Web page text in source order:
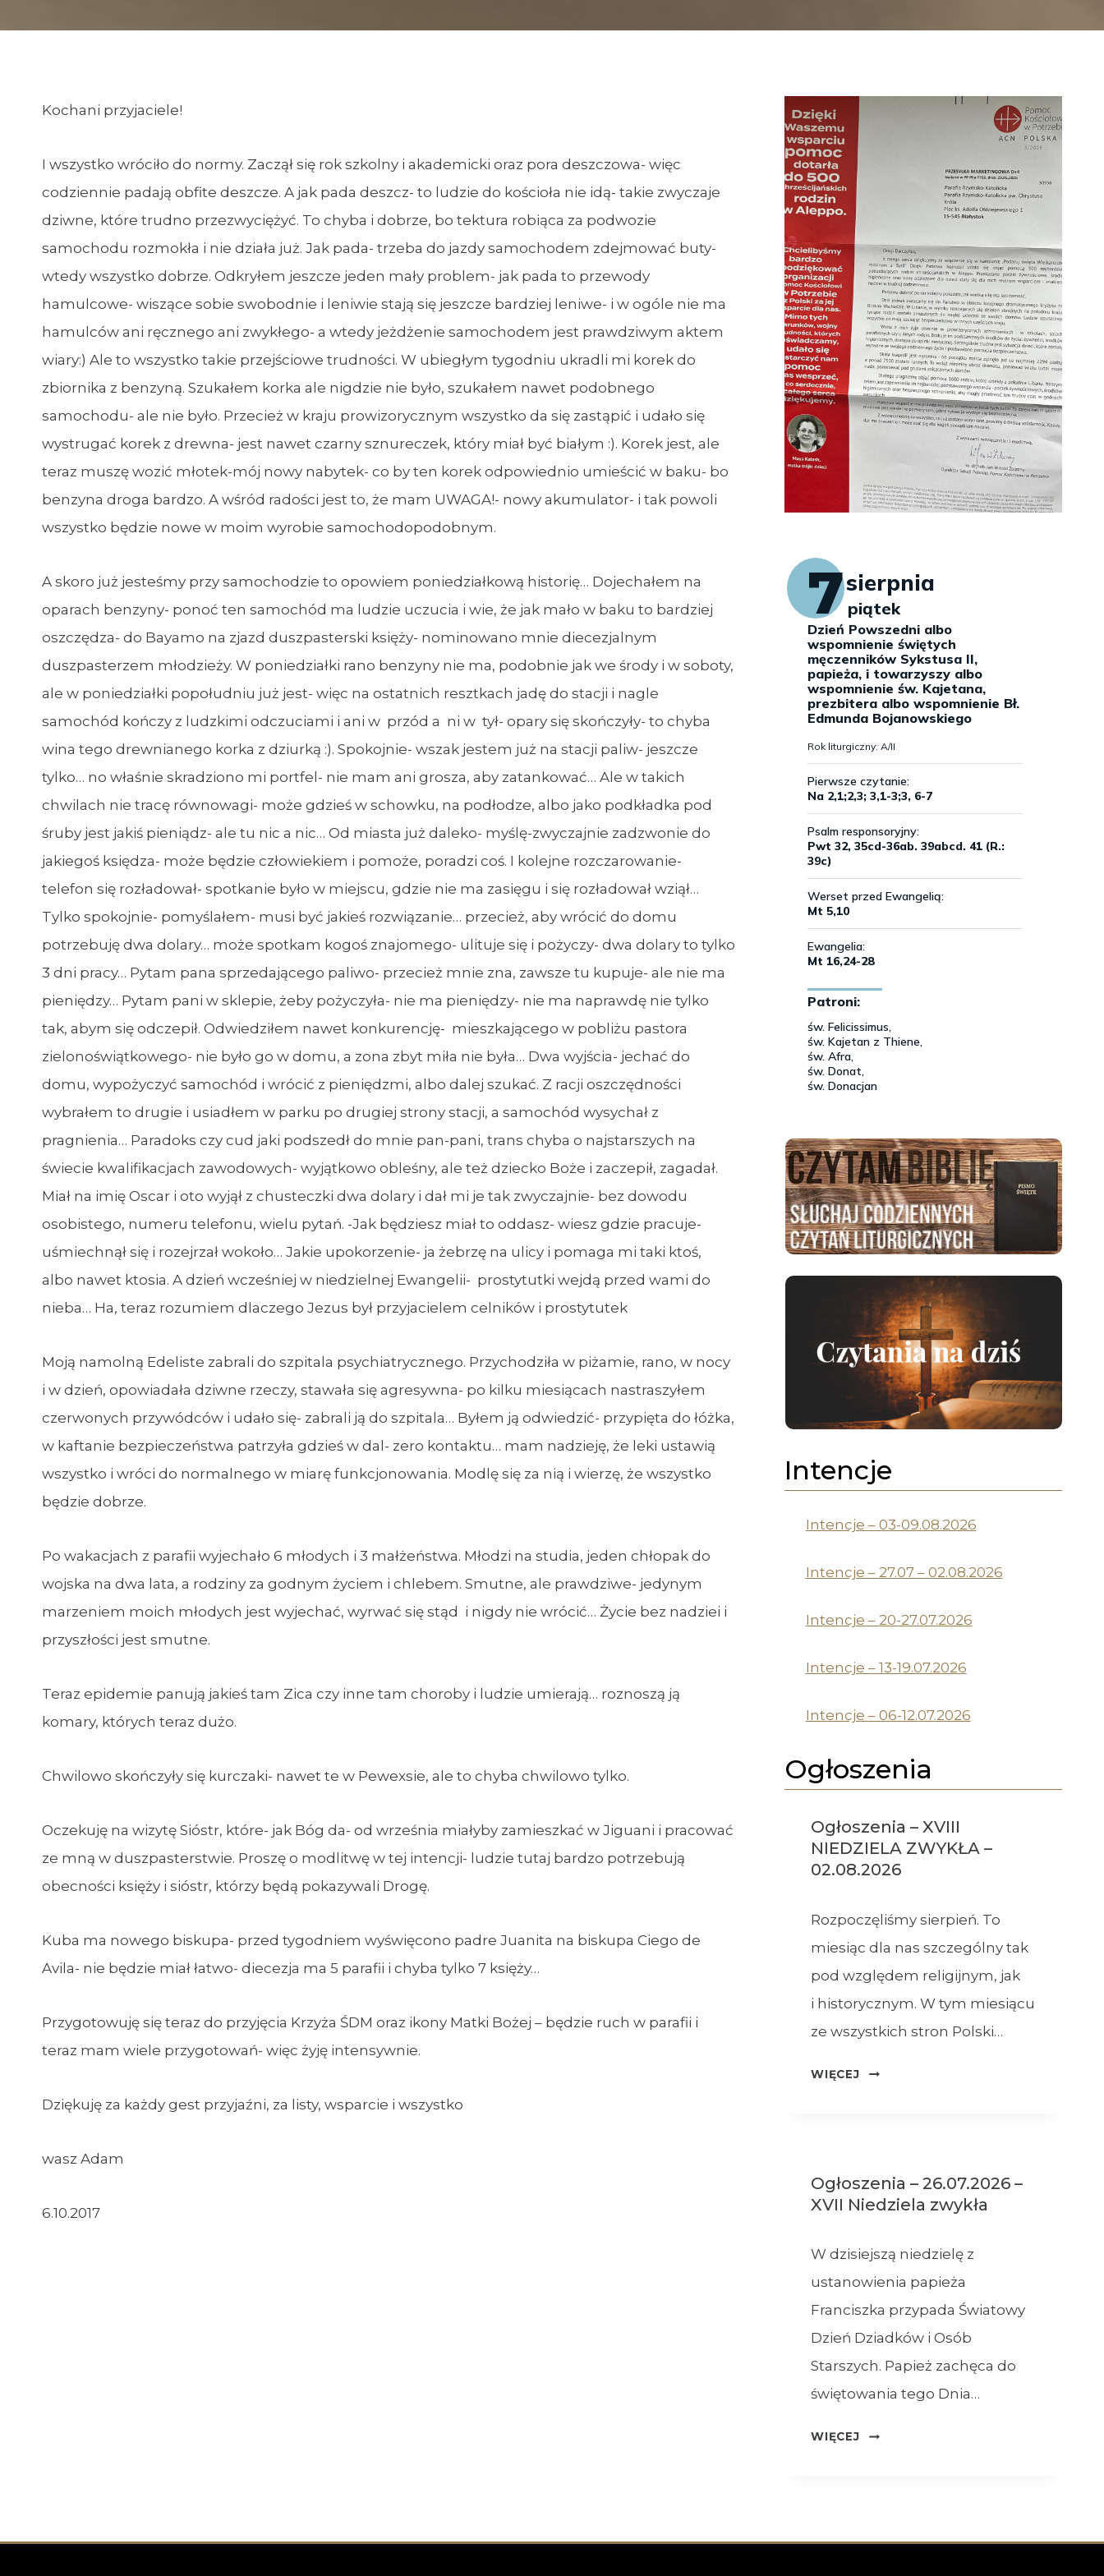
Kochani przyjaciele!
I wszystko wróciło do normy. Zaczął się rok szkolny i akademicki oraz pora deszczowa- więc
codziennie padają obfite deszcze. A jak pada deszcz- to ludzie do kościoła nie idą- takie zwyczaje
dziwne, które trudno przezwyciężyć. To chyba i dobrze, bo tektura robiąca za podwozie
samochodu rozmokła i nie działa już. Jak pada- trzeba do jazdy samochodem zdejmować buty-
wtedy wszystko dobrze. Odkryłem jeszcze jeden mały problem- jak pada to przewody
hamulcowe- wiszące sobie swobodnie i leniwie stają się jeszcze bardziej leniwe- i w ogóle nie ma
hamulców ani ręcznego ani zwykłego- a wtedy jeżdżenie samochodem jest prawdziwym aktem
wiary:) Ale to wszystko takie przejściowe trudności. W ubiegłym tygodniu ukradli mi korek do
zbiornika z benzyną. Szukałem korka ale nigdzie nie było, szukałem nawet podobnego
samochodu- ale nie było. Przecież w kraju prowizorycznym wszystko da się zastąpić i udało się
wystrugać korek z drewna- jest nawet czarny sznureczek, który miał być białym :). Korek jest, ale
teraz muszę wozić młotek-mój nowy nabytek- co by ten korek odpowiednio umieścić w baku- bo
benzyna droga bardzo. A wśród radości jest to, że mam UWAGA!- nowy akumulator- i tak powoli
wszystko będzie nowe w moim wyrobie samochodopodobnym.
A skoro już jesteśmy przy samochodzie to opowiem poniedziałkową historię… Dojechałem na
oparach benzyny- ponoć ten samochód ma ludzie uczucia i wie, że jak mało w baku to bardziej
oszczędza- do Bayamo na zjazd duszpasterski księży- nominowano mnie diecezjalnym
duszpasterzem młodzieży. W poniedziałki rano benzyny nie ma, podobnie jak we środy i w soboty,
ale w poniedziałki popołudniu już jest- więc na ostatnich resztkach jadę do stacji i nagle
samochód kończy z ludzkimi odczuciami i ani w przód a ni w tył- opary się skończyły- to chyba
wina tego drewnianego korka z dziurką :). Spokojnie- wszak jestem już na stacji paliw- jeszcze
tylko… no właśnie skradziono mi portfel- nie mam ani grosza, aby zatankować… Ale w takich
chwilach nie tracę równowagi- może gdzieś w schowku, na podłodze, albo jako podkładka pod
śruby jest jakiś pieniądz- ale tu nic a nic… Od miasta już daleko- myślę-zwyczajnie zadzwonie do
jakiegoś księdza- może będzie człowiekiem i pomoże, poradzi coś. I kolejne rozczarowanie-
telefon się rozładował- spotkanie było w miejscu, gdzie nie ma zasięgu i się rozładował wziął…
Tylko spokojnie- pomyślałem- musi być jakieś rozwiązanie… przecież, aby wrócić do domu
potrzebuję dwa dolary… może spotkam kogoś znajomego- ulituje się i pożyczy- dwa dolary to tylko
3 dni pracy… Pytam pana sprzedającego paliwo- przecież mnie zna, zawsze tu kupuje- ale nie ma
pieniędzy… Pytam pani w sklepie, żeby pożyczyła- nie ma pieniędzy- nie ma naprawdę nie tylko
tak, abym się odczepił. Odwiedziłem nawet konkurencję- mieszkającego w pobliżu pastora
zielonoświątkowego- nie było go w domu, a zona zbyt miła nie była… Dwa wyjścia- jechać do
domu, wypożyczyć samochód i wrócić z pieniędzmi, albo dalej szukać. Z racji oszczędności
wybrałem to drugie i usiadłem w parku po drugiej strony stacji, a samochód wysychał z
pragnienia… Paradoks czy cud jaki podszedł do mnie pan-pani, trans chyba o najstarszych na
świecie kwalifikacjach zawodowych- wyjątkowo obleśny, ale też dziecko Boże i zaczepił, zagadał.
Miał na imię Oscar i oto wyjął z chusteczki dwa dolary i dał mi je tak zwyczajnie- bez dowodu
osobistego, numeru telefonu, wielu pytań. -Jak będziesz miał to oddasz- wiesz gdzie pracuje-
uśmiechnął się i rozejrzał wokoło… Jakie upokorzenie- ja żebrzę na ulicy i pomaga mi taki ktoś,
albo nawet ktosia. A dzień wcześniej w niedzielnej Ewangelii- prostytutki wejdą przed wami do
nieba… Ha, teraz rozumiem dlaczego Jezus był przyjacielem celników i prostytutek
Moją namolną Edeliste zabrali do szpitala psychiatrycznego. Przychodziła w piżamie, rano, w nocy
i w dzień, opowiadała dziwne rzeczy, stawała się agresywna- po kilku miesiącach nastraszyłem
czerwonych przywódców i udało się- zabrali ją do szpitala… Byłem ją odwiedzić- przypięta do łóżka,
w kaftanie bezpieczeństwa patrzyła gdzieś w dal- zero kontaktu… mam nadzieję, że leki ustawią
wszystko i wróci do normalnego w miarę funkcjonowania. Modlę się za nią i wierzę, że wszystko
będzie dobrze.
Po wakacjach z parafii wyjechało 6 młodych i 3 małżeństwa. Młodzi na studia, jeden chłopak do
wojska na dwa lata, a rodziny za godnym życiem i chlebem. Smutne, ale prawdziwe- jedynym
marzeniem moich młodych jest wyjechać, wyrwać się stąd i nigdy nie wrócić… Życie bez nadziei i
przyszłości jest smutne.
Teraz epidemie panują jakieś tam Zica czy inne tam choroby i ludzie umierają… roznoszą ją
komary, których teraz dużo.
Chwilowo skończyły się kurczaki- nawet te w Pewexsie, ale to chyba chwilowo tylko.
Oczekuję na wizytę Sióstr, które- jak Bóg da- od września miałyby zamieszkać w Jiguani i pracować
ze mną w duszpasterstwie. Proszę o modlitwę w tej intencji- ludzie tutaj bardzo potrzebują
obecności księży i sióstr, którzy będą pokazywali Drogę.
Kuba ma nowego biskupa- przed tygodniem wyświęcono padre Juanita na biskupa Ciego de
Avila- nie będzie miał łatwo- diecezja ma 5 parafii i chyba tylko 7 księży…
Przygotowuję się teraz do przyjęcia Krzyża ŚDM oraz ikony Matki Bożej – będzie ruch w parafii i
teraz mam wiele przygotowań- więc żyję intensywnie.
Dziękuję za każdy gest przyjaźni, za listy, wsparcie i wszystko
wasz Adam
6.10.2017
Intencje
Intencje – 03-09.08.2026
Intencje – 27.07 – 02.08.2026
Intencje – 20-27.07.2026
Intencje – 13-19.07.2026
Intencje – 06-12.07.2026
Ogłoszenia
Ogłoszenia – XVIII
NIEDZIELA ZWYKŁA –
02.08.2026
Rozpoczęliśmy sierpień. To
miesiąc dla nas szczególny tak
pod względem religijnym, jak
i historycznym. W tym miesiącu
ze wszystkich stron Polski…
WIĘCEJ
OGŁOSZENIA
–
02.08.2026
Ogłoszenia – 26.07.2026 –
XVII Niedziela zwykła
W dzisiejszą niedzielę z
ustanowienia papieża
Franciszka przypada Światowy
Dzień Dziadków i Osób
Starszych. Papież zachęca do
świętowania tego Dnia…
WIĘCEJ
OGŁOSZENIA
NIEDZIELA